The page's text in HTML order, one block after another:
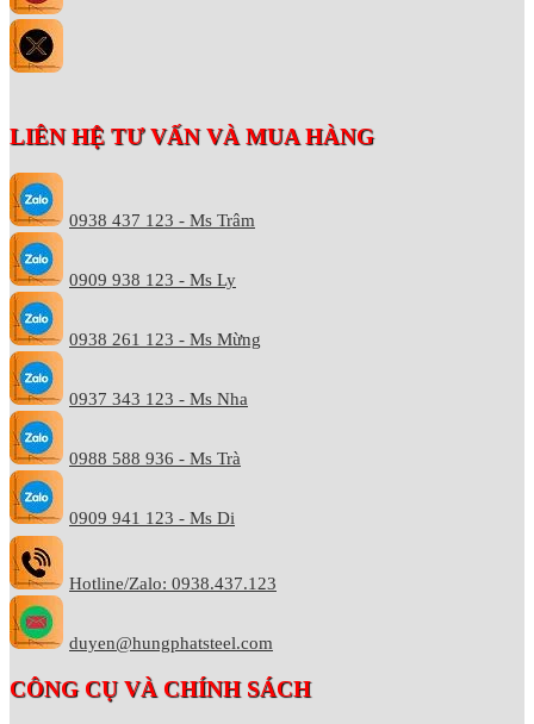
LIÊN HỆ TƯ VẤN VÀ MUA HÀNG
0938 437 123 - Ms Trâm
0909 938 123 - Ms Ly
0938 261 123 - Ms Mừng
0937 343 123 - Ms Nha
0988 588 936 - Ms Trà
0909 941 123 - Ms Di
Hotline/Zalo: 0938.437.123
duyen@hungphatsteel.com
CÔNG CỤ VÀ CHÍNH SÁCH